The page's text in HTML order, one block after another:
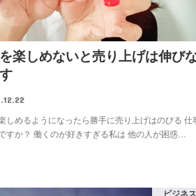
楽しめないと売り上げは伸び
しめるようになったら勝手に売り上げはのびる 仕
すか？ 働くのが好きすぎる私は 他の人が困惑…
ビジネ